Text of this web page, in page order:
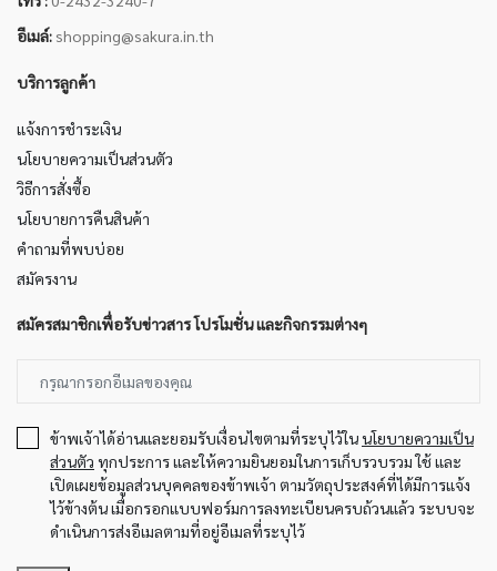
อีเมล์: shopping@sakura.in.th
บริการลูกค้า
แจ้งการชำระเงิน
นโยบายความเป็นส่วนตัว
วิธีการสั่งซื้อ
นโยบายการคืนสินค้า
คำถามที่พบบ่อย
สมัครงาน
สมัครสมาชิกเพื่อรับข่าวสาร โปรโมชั่น และกิจกรรมต่างๆ
ข้าพเจ้าได้อ่านและยอมรับเงื่อนไขตามที่ระบุไว้ในนโยบายความเป็น
ส่วนตัว ทุกประการ และให้ความยินยอมในการเก็บรวบรวม ใช้ และ
เปิดเผยข้อมูลส่วนบุคคลของข้าพเจ้า ตามวัตถุประสงค์ที่ได้มีการแจ้ง
ไว้ข้างต้น เมื่อกรอกแบบฟอร์มการลงทะเบียนครบถ้วนแล้ว ระบบจะ
ดำเนินการส่งอีเมลตามที่อยู่อีเมลที่ระบุไว้